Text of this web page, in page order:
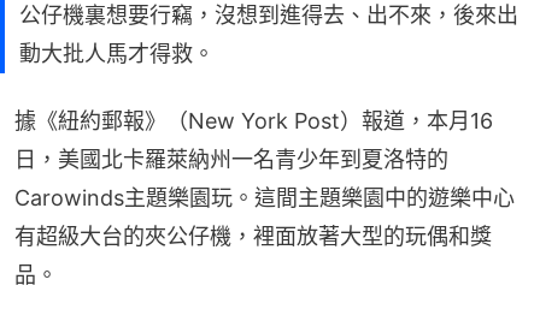
公仔機裏想要行竊，沒想到進得去、出不來，後來出
動大批人馬才得救。
據《紐約郵報》（New York Post）報道，本月16
日，美國北卡羅萊納州一名青少年到夏洛特的
Carowinds主題樂園玩。這間主題樂園中的遊樂中心
有超級大台的夾公仔機，裡面放著大型的玩偶和獎
品。